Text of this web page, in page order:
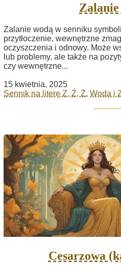
Zalanie
Zalanie wodą w senniku
przytłoczenie, wewnętrzne
oczyszczenia i odnowy. Może
lub problemy, ale także na
czy wewnętrzne...
15 kwietnia, 2025
Sennik na literę Z, Ź, Ż, Woda i
Cesarzowa